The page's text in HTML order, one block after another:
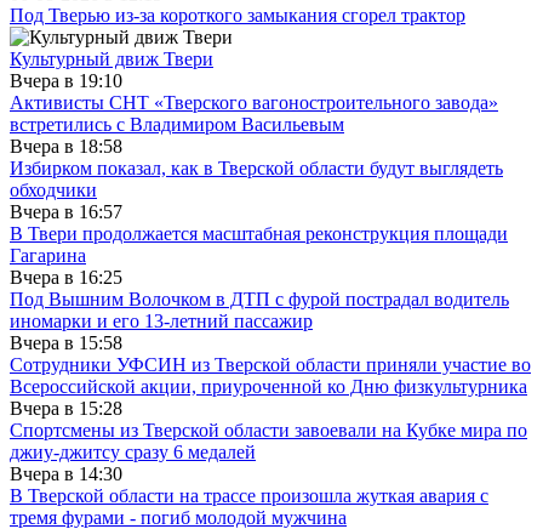
Под Тверью из-за короткого замыкания сгорел трактор
Культурный движ Твери
Вчера в 19:10
Активисты СНТ «Тверского вагоностроительного завода»
встретились с Владимиром Васильевым
Вчера в 18:58
Избирком показал, как в Тверской области будут выглядеть
обходчики
Вчера в 16:57
В Твери продолжается масштабная реконструкция площади
Гагарина
Вчера в 16:25
Под Вышним Волочком в ДТП с фурой пострадал водитель
иномарки и его 13-летний пассажир
Вчера в 15:58
Сотрудники УФСИН из Тверской области приняли участие во
Всероссийской акции, приуроченной ко Дню физкультурника
Вчера в 15:28
Спортсмены из Тверской области завоевали на Кубке мира по
джиу-джитсу сразу 6 медалей
Вчера в 14:30
В Тверской области на трассе произошла жуткая авария с
тремя фурами - погиб молодой мужчина